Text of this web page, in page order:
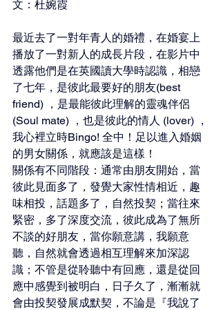
文：杜婉霞
最近去了一對年青人的婚禮，在婚宴上
播放了一對新人的成長片段，在影片中
透露他們是在英國讀大學時認識，相戀
了七年，是彼此最要好的朋友(best
friend) ，是最能彼此理解的靈魂伴侶
(Soul mate) ，也是彼此的情人 (lover) ，
我心裡立時Bingo! 全中！足以進入婚姻
的男女關係，就應該是這樣！
關係有不同階段：通常由朋友開始，當
彼此見面多了，發覺大家性情相近，趣
味相投，話題多了，自然投契；當往來
緊密，多了深度交流，彼此成為了無所
不談的好朋友，當你願意講，我願意
聽，自然就會透過相互理解來加深認
識；不管是從聆聽中有回應，還是從回
應中感覺到被明白，日子久了，漸漸就
會由投契發展成默契，不論是『我說了